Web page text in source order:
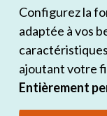
Configurez la
adaptée à vos
ajoutant votre
Entièrement